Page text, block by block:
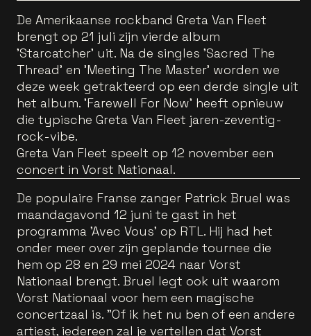
De Amerikaanse rockband Greta Van Fleet
brengt op 21 juli zijn vierde album
'Starcatcher' uit. Na de singles 'Sacred The
Thread' en 'Meeting The Master' worden we
deze week getrakteerd op een derde single uit
het album. 'Farewell For Now' heeft opnieuw
die typische Greta Van Fleet jaren-zeventig-
rock-vibe.
Greta Van Fleet speelt op 12 november een
concert in Vorst Nationaal.
De populaire Franse zanger Patrick Bruel was
maandagavond 12 juni te gast in het
programma 'Avec Vous' op RTL. Hij had het
onder meer over zijn geplande tournee die
hem op 28 en 29 mei 2024 naar Vorst
Nationaal brengt. Bruel legt ook uit waarom
Vorst Nationaal voor hem een magische
concertzaal is. "Of ik het nu ben of een andere
artiest, iedereen zal je vertellen dat Vorst